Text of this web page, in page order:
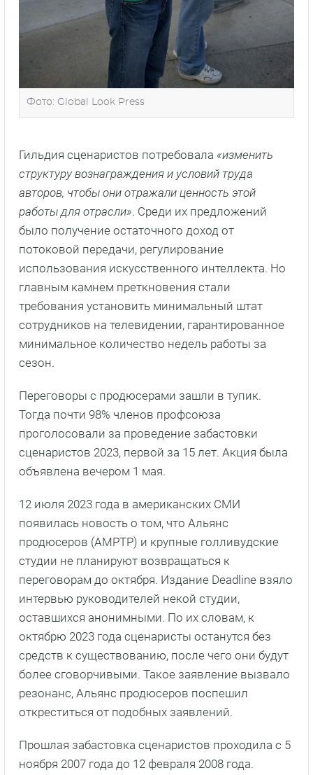
Фото: Global Look Press
Гильдия сценаристов потребовала «изменить
структуру вознаграждения и условий труда
авторов, чтобы они отражали ценность этой
работы для отрасли». Среди их предложений
было получение остаточного доход от
потоковой передачи, регулирование
использования искусственного интеллекта. Но
главным камнем преткновения стали
требования установить минимальный штат
сотрудников на телевидении, гарантированное
минимальное количество недель работы за
сезон.
Переговоры с продюсерами зашли в тупик.
Тогда почти 98% членов профсоюза
проголосовали за проведение забастовки
сценаристов 2023, первой за 15 лет. Акция была
объявлена вечером 1 мая.
12 июля 2023 года в американских СМИ
появилась новость о том, что Альянс
продюсеров (AMPTP) и крупные голливудские
студии не планируют возвращаться к
переговорам до октября. Издание Deadline взяло
интервью руководителей некой студии,
оставшихся анонимными. По их словам, к
октябрю 2023 года сценаристы останутся без
средств к существованию, после чего они будут
более сговорчивыми. Такое заявление вызвало
резонанс, Альянс продюсеров поспешил
откреститься от подобных заявлений.
Прошлая забастовка сценаристов проходила с 5
ноября 2007 года до 12 февраля 2008 года.